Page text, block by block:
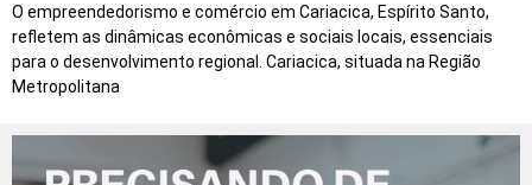
O empreendedorismo e comércio em Cariacica, Espírito Santo,
refletem as dinâmicas econômicas e sociais locais, essenciais
para o desenvolvimento regional. Cariacica, situada na Região
Metropolitana